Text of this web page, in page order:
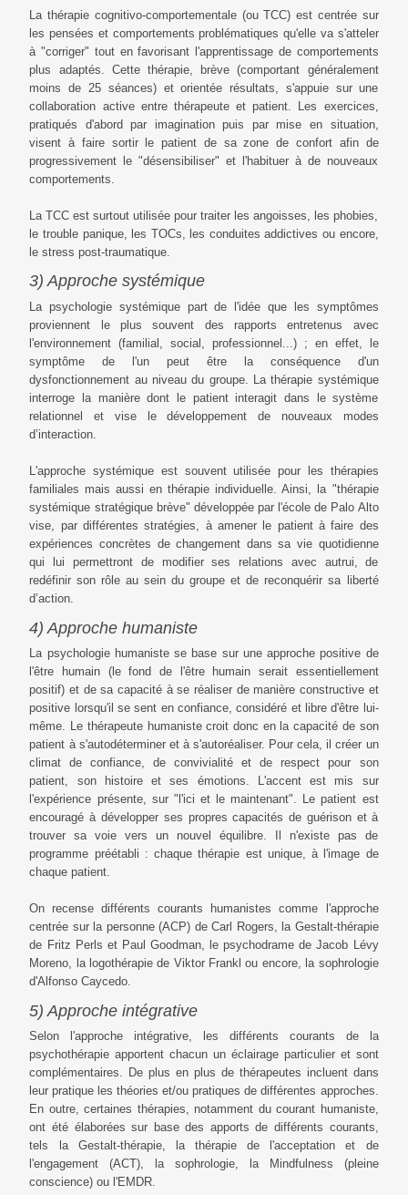
La thérapie cognitivo-comportementale (ou TCC) est centrée sur
les pensées et comportements problématiques qu'elle va s'atteler
à "corriger" tout en favorisant l'apprentissage de comportements
plus adaptés. Cette thérapie, brève (comportant généralement
moins de 25 séances) et orientée résultats, s'appuie sur une
collaboration active entre thérapeute et patient. Les exercices,
pratiqués d'abord par imagination puis par mise en situation,
visent à faire sortir le patient de sa zone de confort afin de
progressivement le "désensibiliser" et l'habituer à de nouveaux
comportements.
La TCC est surtout utilisée pour traiter les angoisses, les phobies,
le trouble panique, les TOCs, les conduites addictives ou encore,
le stress post-traumatique.
3) Approche systémique
La psychologie systémique part de l'idée que les symptômes
proviennent le plus souvent des rapports entretenus avec
l'environnement (familial, social, professionnel...) ; en effet, le
symptôme de l'un peut être la conséquence d'un
dysfonctionnement au niveau du groupe. La thérapie systémique
interroge la manière dont le patient interagit dans le système
relationnel et vise le développement de nouveaux modes
d’interaction.
L'approche systémique est souvent utilisée pour les thérapies
familiales mais aussi en thérapie individuelle. Ainsi, la "thérapie
systémique stratégique brève" développée par l'école de Palo Alto
vise, par différentes stratégies, à amener le patient à faire des
expériences concrètes de changement dans sa vie quotidienne
qui lui permettront de modifier ses relations avec autrui, de
redéfinir son rôle au sein du groupe et de reconquérir sa liberté
d’action.
4) Approche humaniste
La psychologie humaniste se base sur une approche positive de
l'être humain (le fond de l'être humain serait essentiellement
positif) et de sa capacité à se réaliser de manière constructive et
positive lorsqu'il se sent en confiance, considéré et libre d'être lui-
même. Le thérapeute humaniste croit donc en la capacité de son
patient à s'autodéterminer et à s'autoréaliser. Pour cela, il créer un
climat de confiance, de convivialité et de respect pour son
patient, son histoire et ses émotions. L'accent est mis sur
l'expérience présente, sur "l'ici et le maintenant". Le patient est
encouragé à développer ses propres capacités de guérison et à
trouver sa voie vers un nouvel équilibre. Il n'existe pas de
programme préétabli : chaque thérapie est unique, à l'image de
chaque patient.
On recense différents courants humanistes comme l'approche
centrée sur la personne (ACP) de Carl Rogers, la Gestalt-thérapie
de Fritz Perls et Paul Goodman, le psychodrame de Jacob Lévy
Moreno, la logothérapie de Viktor Frankl ou encore, la sophrologie
d'Alfonso Caycedo.
5) Approche intégrative
Selon l'approche intégrative, les différents courants de la
psychothérapie apportent chacun un éclairage particulier et sont
complémentaires. De plus en plus de thérapeutes incluent dans
leur pratique les théories et/ou pratiques de différentes approches.
En outre, certaines thérapies, notamment du courant humaniste,
ont été élaborées sur base des apports de différents courants,
tels la Gestalt-thérapie, la thérapie de l'acceptation et de
l'engagement (ACT), la sophrologie, la Mindfulness (pleine
conscience) ou l'EMDR.